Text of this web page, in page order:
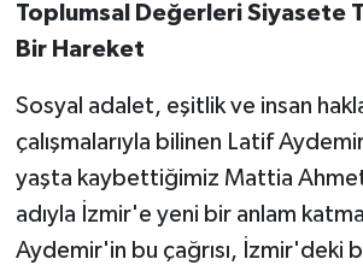
Toplumsal Değerleri Siyasete
Bir Hareket
Sosyal adalet, eşitlik ve insan
çalışmalarıyla bilinen Latif
yaşta kaybettiğimiz Mattia
adıyla İzmir'e yeni bir anlam
Aydemir'in bu çağrısı, İzmir'deki